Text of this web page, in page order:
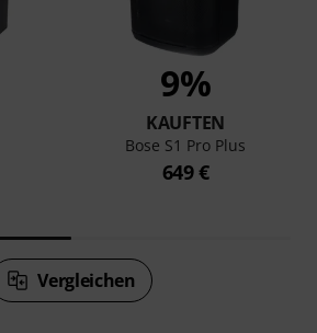
9%
KAUFTEN
Bose S1 Pro Plus
649 €
Vergleichen